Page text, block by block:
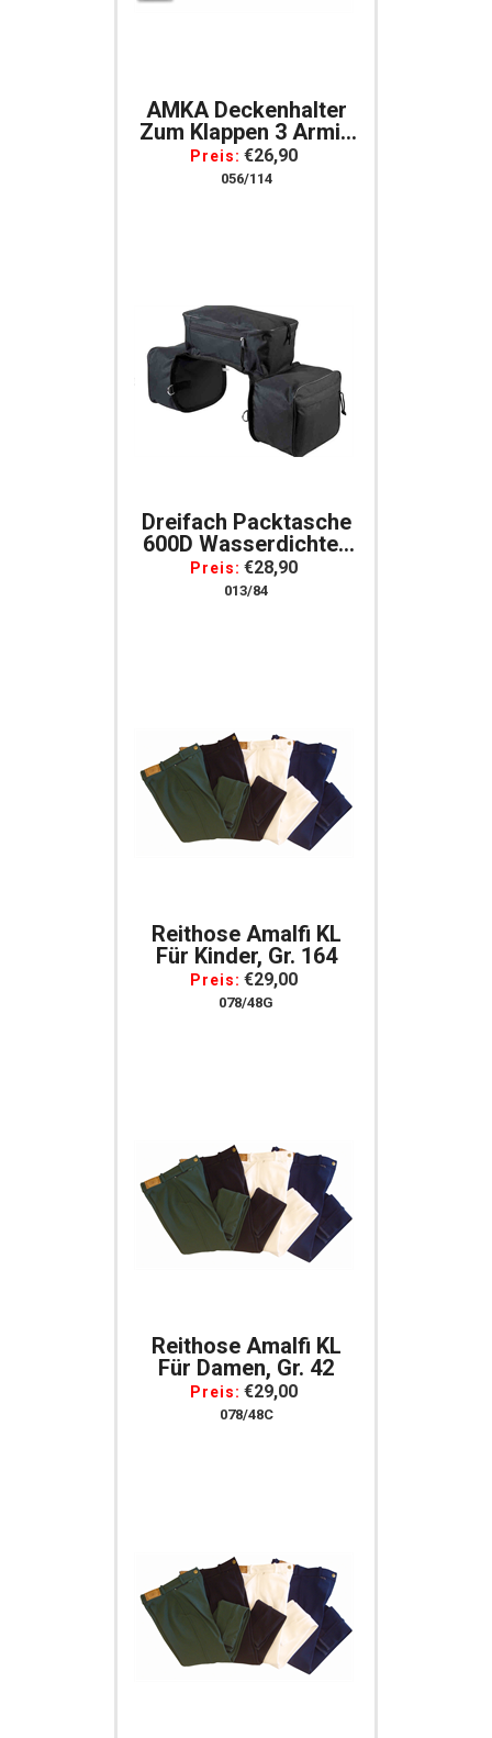
AMKA Deckenhalter
Zum Klappen 3 Armig
Schwarz
Deckenhalterung Mit
Preis: €26,90
056/114
Dreifach Packtasche
600D Wasserdichtes
Polyester Material, 4
Ringe Mit 3 Taschen
Preis: €28,90
013/84
Reithose Amalfi KL
Für Kinder, Gr. 164
Preis: €29,00
078/48G
Reithose Amalfi KL
Für Damen, Gr. 42
Preis: €29,00
078/48C